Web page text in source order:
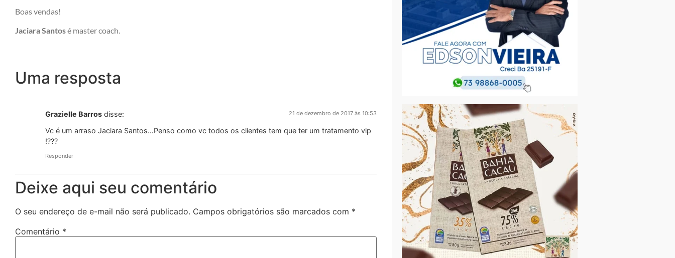
Boas vendas!
Jaciara Santosé master coach.
Uma resposta
Grazielle Barros disse: 21 de dezembro de 2017 às 10:53
Vc é um arraso Jaciara Santos…Penso como vc todos os clientes tem que ter um tratamento vip
!???
Responder
Deixe aqui seu comentário
O seu endereço de e-mail não será publicado. Campos obrigatórios são marcados com *
Comentário *